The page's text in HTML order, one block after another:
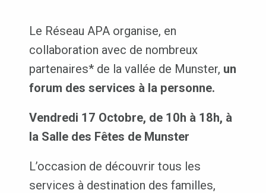
Le Réseau APA organise, en
collaboration avec de nombreux
partenaires* de la vallée de Munster, un
forum des services à la personne.
Vendredi 17 Octobre, de 10h à 18h, à
la Salle des Fêtes de Munster
L’occasion de découvrir tous les
services à destination des familles,